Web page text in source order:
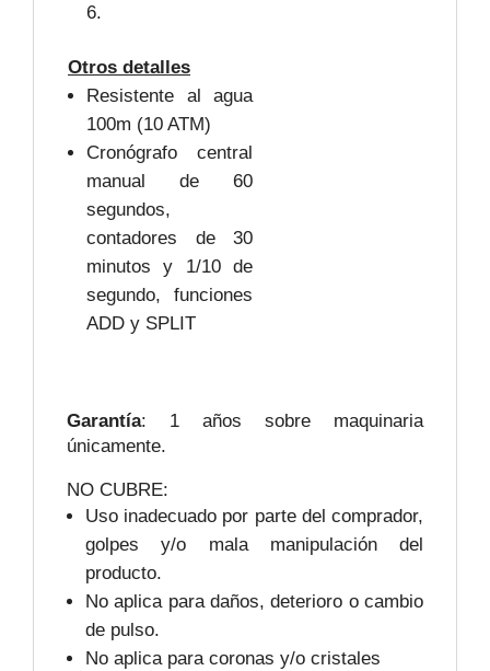
6.
Otros detalles
Resistente al agua
100m (10 ATM)
Cronógrafo central
manual de 60
segundos,
contadores de 30
minutos y 1/10 de
segundo, funciones
ADD y SPLIT
Garantía: 1 años sobre maquinaria
únicamente.
NO CUBRE:
Uso inadecuado por parte del comprador,
golpes y/o mala manipulación del
producto.
No aplica para daños, deterioro o cambio
de pulso.
No aplica para coronas y/o cristales